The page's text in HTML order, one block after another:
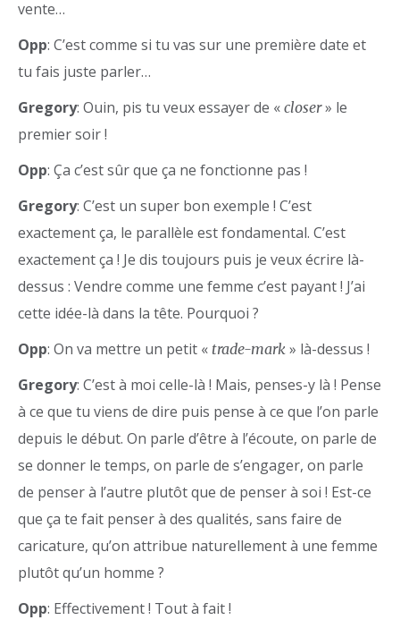
vente…
Opp: C’est comme si tu vas sur une première date et
tu fais juste parler…
Gregory: Ouin, pis tu veux essayer de « closer» le
premier soir !
Opp: Ça c’est sûr que ça ne fonctionne pas !
Gregory: C’est un super bon exemple ! C’est
exactement ça, le parallèle est fondamental. C’est
exactement ça ! Je dis toujours puis je veux écrire là-
dessus : Vendre comme une femme c’est payant ! J’ai
cette idée-là dans la tête. Pourquoi ?
Opp: On va mettre un petit « trade-mark » là-dessus !
Gregory: C’est à moi celle-là ! Mais, penses-y là ! Pense
à ce que tu viens de dire puis pense à ce que l’on parle
depuis le début. On parle d’être à l’écoute, on parle de
se donner le temps, on parle de s’engager, on parle
de penser à l’autre plutôt que de penser à soi ! Est-ce
que ça te fait penser à des qualités, sans faire de
caricature, qu’on attribue naturellement à une femme
plutôt qu’un homme ?
Opp: Effectivement ! Tout à fait !